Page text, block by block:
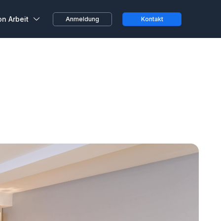
Arbeit
Wojo
Treueprogramme
Anmeldung Kontakt